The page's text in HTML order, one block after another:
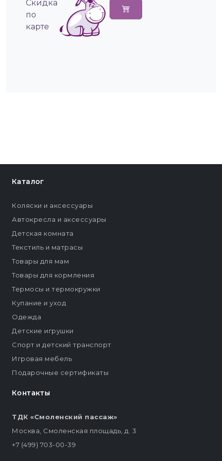
Cкидка
по
карте
Контакты
ТДК «Смоленский пассаж»
Москва, Смоленская площадь, д. 3
+7 (499) 703-00-39
Каталог
Коляски и аксессуары
Автокресла и аксессуары
Детская комната
Текстиль и матрасы
Товары для мам
Товары для кормления
Термосы и термокружки
Купание и уход
Одежда
Детские игрушки
Спорт и детский транспорт
Игровая мебель
Подарочные сертификаты